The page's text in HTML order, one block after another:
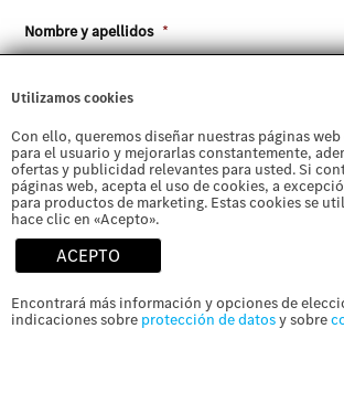
Nombre y apellidos *
Correo electrónico / email *
Teléfono *
Asistiré acompañado *
Utilizamos cookies
Con ello, queremos diseñar nuestras páginas
para el usuario y mejorarlas constantemente,
ofertas y publicidad relevantes para usted. Si
páginas web, acepta el uso de cookies, a
para productos de marketing. Estas cookies se
hace clic en «Acepto».
ACEPTO
Encontrará más información y opciones de
indicaciones sobre protección de datosy sobre